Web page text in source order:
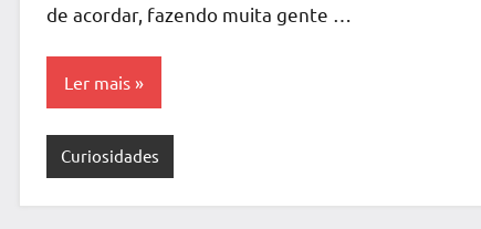
de acordar, fazendo muita gente …
Ler mais
Curiosidades